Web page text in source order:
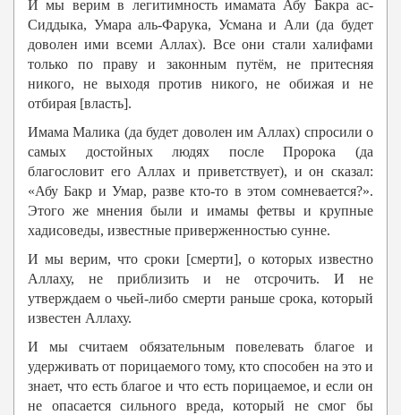
И мы верим в легитимность имамата Абу Бакра ас-
Сиддыка, Умара аль-Фарука, Усмана и Али (да будет
доволен ими всеми Аллах). Все они стали халифами
только по праву и законным путём, не притесняя
никого, не выходя против никого, не обижая и не
отбирая [власть].
Имама Малика (да будет доволен им Аллах) спросили о
самых достойных людях после Пророка (да
благословит его Аллах и приветствует), и он сказал:
«Абу Бакр и Умар, разве кто-то в этом сомневается?».
Этого же мнения были и имамы фетвы и крупные
хадисоведы, известные приверженностью сунне.
И мы верим, что сроки [смерти], о которых известно
Аллаху, не приблизить и не отсрочить. И не
утверждаем о чьей-либо смерти раньше срока, который
известен Аллаху.
И мы считаем обязательным повелевать благое и
удерживать от порицаемого тому, кто способен на это и
знает, что есть благое и что есть порицаемое, и если он
не опасается сильного вреда, который не смог бы